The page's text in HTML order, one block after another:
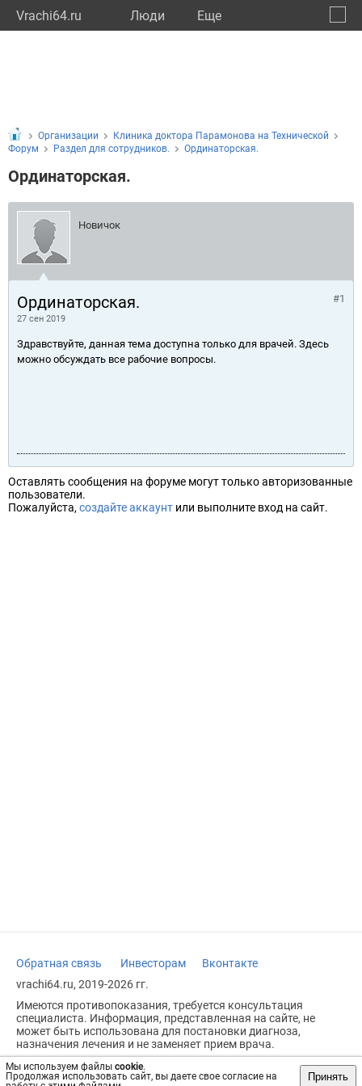
Vrachi64.ru Люди Eще
Мы используем файлы cookie.
Продолжая использовать сайт, вы даете свое согласие на
Принять
Организации
Клиника доктора Парамонова на Технической
Форум
Раздел для сотрудников. Ординаторская.
Ординаторская.
Новичок
Ординаторская.
27 сен 2019
#1
Здравствуйте, данная тема доступна только для врачей. Здесь
можно обсуждать все рабочие вопросы.
Оставлять сообщения на форуме могут только авторизованные
пользователи.
Пожалуйста, создайте аккаунт или выполните вход на сайт.
Обратная связь Инвесторам
Вконтакте
vrachi64.ru, 2019-2026 гг.
Имеются противопоказания, требуется консультация
специалиста. Информация, представленная на сайте, не
может быть использована для постановки диагноза,
назначения лечения и не заменяет прием врача.
Возрастное ограничение: 18+